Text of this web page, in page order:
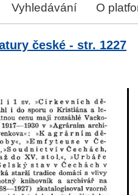
Vyhledávání O
české - str. 1227